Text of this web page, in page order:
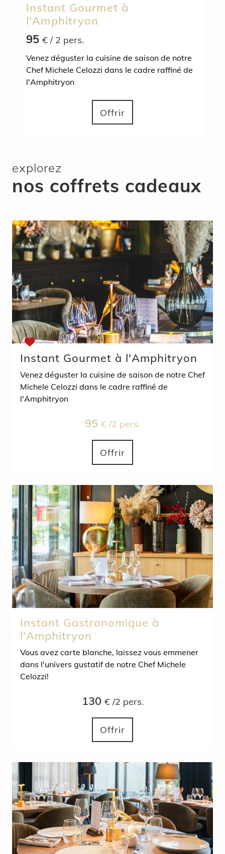
Instant Gourmet à
l'Amphitryon
95 € / 2 pers.
Venez déguster la cuisine de saison de notre
Chef Michele Celozzi dans le cadre raffiné de
l'Amphitryon
Offrir
explorez
nos coffrets cadeaux
Instant Gourmet à l'Amphitryon
Venez déguster la cuisine de saison de notre Chef
Michele Celozzi dans le cadre raffiné de
l'Amphitryon
95 € /2 pers.
Offrir
Instant Gastronomique à
l'Amphitryon
Vous avez carte blanche, laissez vous emmener
dans l'univers gustatif de notre Chef Michele
Celozzi!
130 € /2 pers.
Offrir